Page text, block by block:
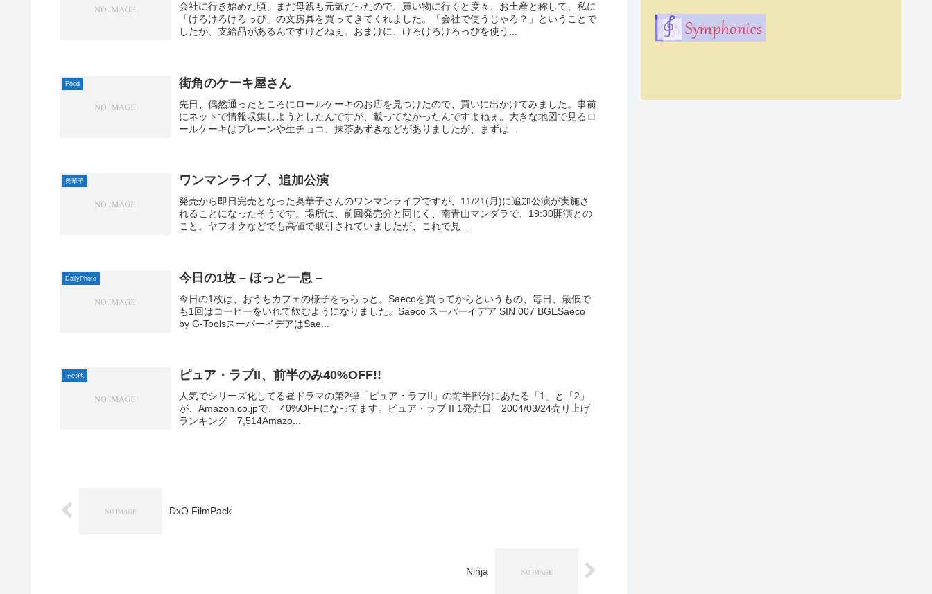
会社に行き始めた頃、まだ母親も元気だったので、買い物に行くと度々、お土産と称して、私に
「けろけろけろっぴ」の文房具を買ってきてくれました。「会社で使うじゃろ？」ということで
したが、支給品があるんですけどねぇ。おまけに、けろけろけろっぴを使う...
Food 街角のケーキ屋さん
先日、偶然通ったところにロールケーキのお店を見つけたので、買いに出かけてみました。事前
にネットで情報収集しようとしたんですが、載ってなかったんですよねぇ。大きな地図で見るロ
ールケーキはプレーンや生チョコ、抹茶あずきなどがありましたが、まずは...
奥華子 ワンマンライブ、追加公演
発売から即日完売となった奥華子さんのワンマンライブですが、11/21(月)に追加公演が実施さ
れることになったそうです。場所は、前回発売分と同じく、南青山マンダラで、19:30開演との
こと。ヤフオクなどでも高値で取引されていましたが、これで見...
DailyPhoto 今日の1枚 – ほっと一息 –
今日の1枚は、おうちカフェの様子をちらっと。Saecoを買ってからというもの、毎日、最低で
も1回はコーヒーをいれて飲むようになりました。Saeco スーパーイデア SIN 007 BGESaeco
by G-ToolsスーパーイデアはSae...
その他 ピュア・ラブII、前半のみ40%OFF!!
人気でシリーズ化してる昼ドラマの第2弾「ピュア・ラブII」の前半部分にあたる「1」と「2」
が、Amazon.co.jpで、 40%OFFになってます。ピュア・ラブ II 1発売日 2004/03/24売り上げ
ランキング 7,514Amazo...
DxO FilmPack
Ninja